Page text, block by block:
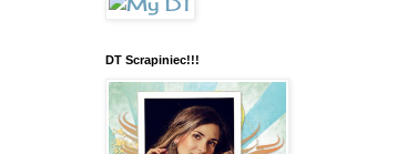
DT Scrapiniec!!!